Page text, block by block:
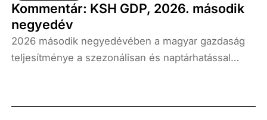
Kommentár: KSH GDP, 2026. második
negyedév
2026 második negyedévében a magyar gazdaság
teljesítménye a szezonálisan és naptárhatással
százalékkal, míg az előző negyedévhez képest 0,4